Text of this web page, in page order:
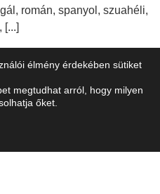
román, spanyol, szuahéli,
[...]
élmény érdekében sütiket
megtudhat arról, hogy milyen
őket.